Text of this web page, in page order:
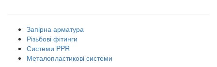
Запірна арматура
Різьбові фітинги
Системи PPR
Металопластикові системи